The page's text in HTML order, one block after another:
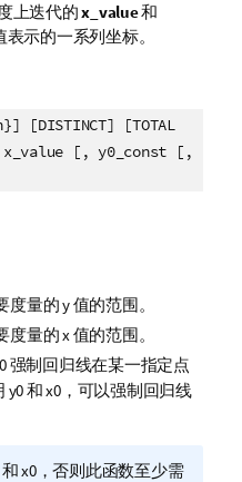
上迭代的x_value和
示的一系列坐标。
[DISTINCT] [TOTAL
[, y0_const [,
度量的y值的范围。
度量的x值的范围。
强制回归线在某一指定点
y0和x0，可以强制回归线
x0，否则此函数至少需